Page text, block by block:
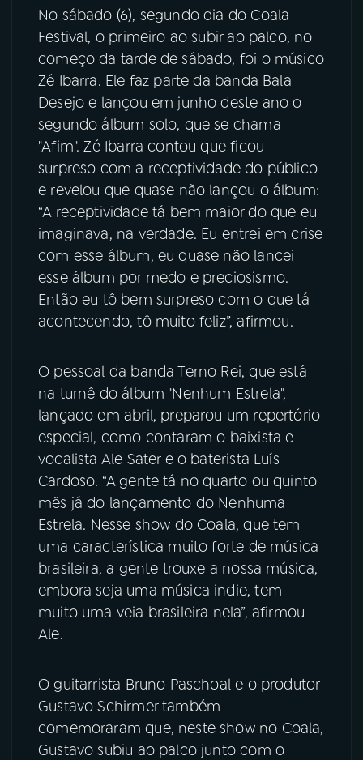
TikTok
No sábado (6), segundo dia do Coala
Festival, o primeiro ao subir ao palco, no
começo da tarde de sábado, foi o músico
Zé Ibarra. Ele faz parte da banda Bala
Desejo e lançou em junho deste ano o
segundo álbum solo, que se chama
"Afim". Zé Ibarra contou que ficou
surpreso com a receptividade do público
e revelou que quase não lançou o álbum:
“A receptividade tá bem maior do que eu
imaginava, na verdade. Eu entrei em crise
com esse álbum, eu quase não lancei
esse álbum por medo e preciosismo.
Então eu tô bem surpreso com o que tá
acontecendo, tô muito feliz”, afirmou.
O pessoal da banda Terno Rei, que está
na turnê do álbum "Nenhum Estrela",
lançado em abril, preparou um repertório
especial, como contaram o baixista e
vocalista Ale Sater e o baterista Luís
Cardoso. “A gente tá no quarto ou quinto
mês já do lançamento do Nenhuma
Estrela. Nesse show do Coala, que tem
uma característica muito forte de música
brasileira, a gente trouxe a nossa música,
embora seja uma música indie, tem
muito uma veia brasileira nela”, afirmou
Ale.
O guitarrista Bruno Paschoal e o produtor
Gustavo Schirmer também
comemoraram que, neste show no Coala,
Gustavo subiu ao palco junto com o